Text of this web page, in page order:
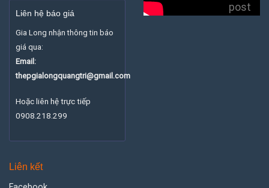
Liên hệ báo giá
Gia Long nhận thông tin báo
giá qua:
Email:
thepgialongquangtri@gmail.com
Hoặc liên hệ trực tiếp
0908.218.299
post
Liên kết